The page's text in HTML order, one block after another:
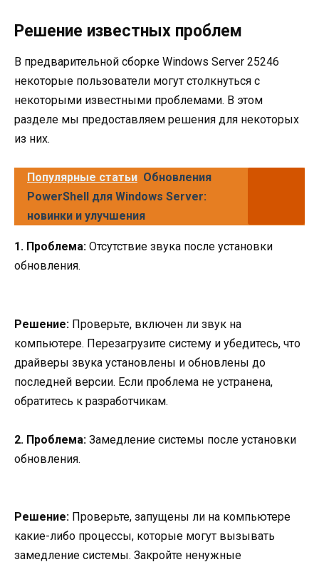
Решение известных проблем
В предварительной сборке Windows Server 25246
некоторые пользователи могут столкнуться с
некоторыми известными проблемами. В этом
разделе мы предоставляем решения для некоторых
из них.
Популярные статьи Обновления
PowerShell для Windows Server:
новинки и улучшения
1. Проблема: Отсутствие звука после установки
обновления.
Решение: Проверьте, включен ли звук на
компьютере. Перезагрузите систему и убедитесь, что
драйверы звука установлены и обновлены до
последней версии. Если проблема не устранена,
обратитесь к разработчикам.
2. Проблема: Замедление системы после установки
обновления.
Решение: Проверьте, запущены ли на компьютере
какие-либо процессы, которые могут вызывать
замедление системы. Закройте ненужные